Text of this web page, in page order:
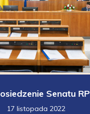
Senatu RP
17 listopada 2022